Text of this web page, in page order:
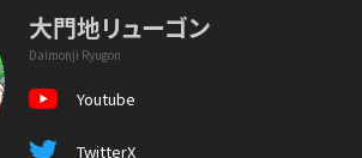
大門地リューゴン
Daimonji Ryugon
Youtube
TwitterX